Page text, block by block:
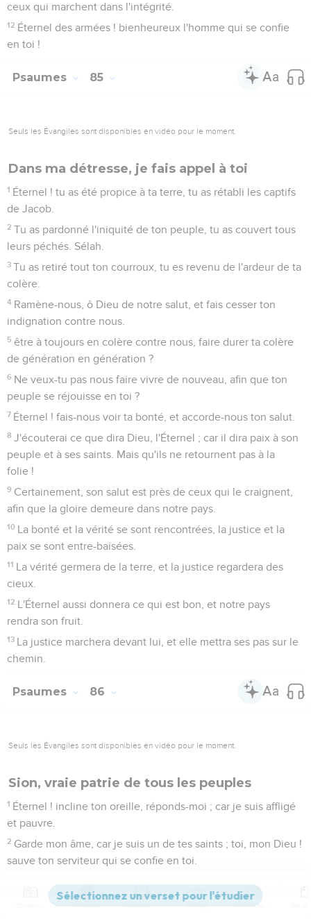
ceux qui marchent dans l'intégrité.
12 Éternel des armées ! bienheureux l'homme qui se confie
en toi !
Psaumes 85
Seuls les Évangiles sont disponibles en vidéo pour le moment.
Dans ma détresse, je fais appel à toi
1 Éternel ! tu as été propice à ta terre, tu as rétabli les captifs
de Jacob.
2 Tu as pardonné l'iniquité de ton peuple, tu as couvert tous
leurs péchés. Sélah.
3 Tu as retiré tout ton courroux, tu es revenu de l'ardeur de ta
colère.
4 Ramène-nous, ô Dieu de notre salut, et fais cesser ton
indignation contre nous.
5 être à toujours en colère contre nous, faire durer ta colère
de génération en génération ?
6 Ne veux-tu pas nous faire vivre de nouveau, afin que ton
peuple se réjouisse en toi ?
7 Éternel ! fais-nous voir ta bonté, et accorde-nous ton salut.
8 J'écouterai ce que dira Dieu, l'Éternel ; car il dira paix à son
peuple et à ses saints. Mais qu'ils ne retournent pas à la
folie !
9 Certainement, son salut est près de ceux qui le craignent,
afin que la gloire demeure dans notre pays.
10 La bonté et la vérité se sont rencontrées, la justice et la
paix se sont entre-baisées.
11 La vérité germera de la terre, et la justice regardera des
cieux.
12 L'Éternel aussi donnera ce qui est bon, et notre pays
rendra son fruit.
13 La justice marchera devant lui, et elle mettra ses pas sur le
chemin.
Psaumes 86
Seuls les Évangiles sont disponibles en vidéo pour le moment.
Sion, vraie patrie de tous les peuples
1 Éternel ! incline ton oreille, réponds-moi ; car je suis affligé
et pauvre.
2 Garde mon âme, car je suis un de tes saints ; toi, mon Dieu !
sauve ton serviteur qui se confie en toi.
Versions Commentaires Strong